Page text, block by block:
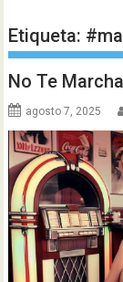
Etiqueta:
No Te
agosto 7, 2025